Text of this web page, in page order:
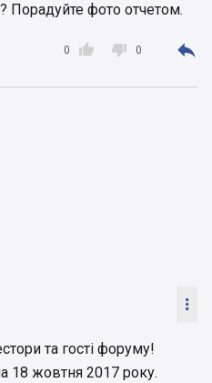
Порадуйте фото отчетом.

0  0 

та гості форуму!
18 жовтня 2017 року.